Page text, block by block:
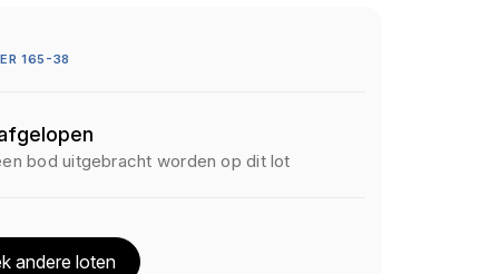
165-38
bod uitgebracht worden op dit lot
andere loten